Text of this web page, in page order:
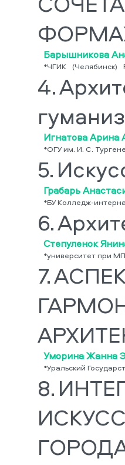
Барышникова
*ЧГИК (Челябинск)
4.
Игнатова Арина
*ОГУ им. И. С.
5.
Грабарь
*БУ Колледж-
6.
Степуленок
*университет при
7.
Уморина Жанна
*Уральский
8.